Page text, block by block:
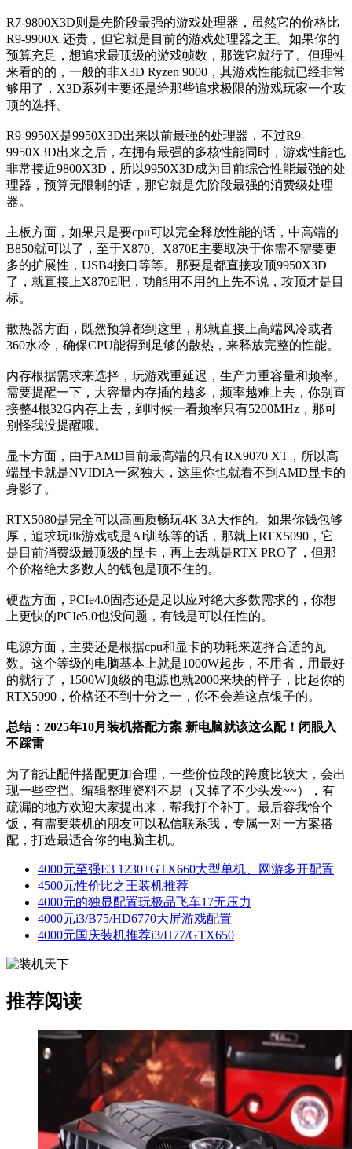
R7-9800X3D则是先阶段最强的游戏处理器，虽然它的价格比
R9-9900X 还贵，但它就是目前的游戏处理器之王。如果你的
预算充足，想追求最顶级的游戏帧数，那选它就行了。但理性
来看的的，一般的非X3D Ryzen 9000，其游戏性能就已经非常
够用了，X3D系列主要还是给那些追求极限的游戏玩家一个攻
顶的选择。
R9-9950X是9950X3D出来以前最强的处理器，不过R9-
9950X3D出来之后，在拥有最强的多核性能同时，游戏性能也
非常接近9800X3D，所以9950X3D成为目前综合性能最强的处
理器，预算无限制的话，那它就是先阶段最强的消费级处理
器。
主板方面，如果只是要cpu可以完全释放性能的话，中高端的
B850就可以了，至于X870、X870E主要取决于你需不需要更
多的扩展性，USB4接口等等。那要是都直接攻顶9950X3D
了，就直接上X870E吧，功能用不用的上先不说，攻顶才是目
标。
散热器方面，既然预算都到这里，那就直接上高端风冷或者
360水冷，确保CPU能得到足够的散热，来释放完整的性能。
内存根据需求来选择，玩游戏重延迟，生产力重容量和频率。
需要提醒一下，大容量内存插的越多，频率越难上去，你别直
接整4根32G内存上去，到时候一看频率只有5200MHz，那可
别怪我没提醒哦。
显卡方面，由于AMD目前最高端的只有RX9070 XT，所以高
端显卡就是NVIDIA一家独大，这里你也就看不到AMD显卡的
身影了。
RTX5080是完全可以高画质畅玩4K 3A大作的。如果你钱包够
厚，追求玩8k游戏或是AI训练等的话，那就上RTX5090，它
是目前消费级最顶级的显卡，再上去就是RTX PRO了，但那
个价格绝大多数人的钱包是顶不住的。
硬盘方面，PCIe4.0固态还是足以应对绝大多数需求的，你想
上更快的PCIe5.0也没问题，有钱是可以任性的。
电源方面，主要还是根据cpu和显卡的功耗来选择合适的瓦
数。这个等级的电脑基本上就是1000W起步，不用省，用最好
的就行了，1500W顶级的电源也就2000来块的样子，比起你的
RTX5090，价格还不到十分之一，你不会差这点银子的。
总结：2025年10月装机搭配方案 新电脑就该这么配！闭眼入
不踩雷
为了能让配件搭配更加合理，一些价位段的跨度比较大，会出
现一些空挡。编辑整理资料不易（又掉了不少头发~~），有
疏漏的地方欢迎大家提出来，帮我打个补丁。最后容我恰个
饭，有需要装机的朋友可以私信联系我，专属一对一方案搭
配，打造最适合你的电脑主机。
4000元至强E3 1230+GTX660大型单机、网游多开配置
4500元性价比之王装机推荐
4000元的独显配置玩极品飞车17无压力
4000元i3/B75/HD6770大屏游戏配置
4000元国庆装机推荐i3/H77/GTX650
推荐阅读